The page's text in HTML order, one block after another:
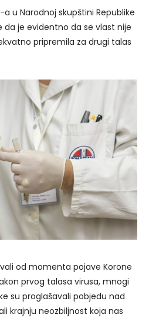
a u Narodnoj skupštini Republike
da je evidentno da se vlast nije
pripremila za drugi talas
od momenta pojave Korone
prvog talasa virusa, mnogi
su proglašavali pobjedu nad
krajnju neozbiljnost koja nas